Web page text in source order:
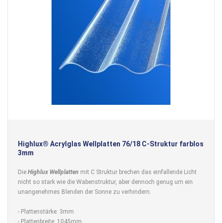
Highlux® Acrylglas Wellplatten 76/18 C-Struktur farblos
3mm
Die Highlux Wellplatten mit C Struktur brechen das einfallende Licht
nicht so stark wie die Wabenstruktur, aber dennoch genug um ein
unangenehmes Blenden der Sonne zu verhindern.
- Plattenstärke: 3mm
- Plattenbreite: 1045mm